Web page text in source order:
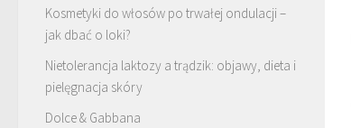
Kosmetyki do włosów po trwałej ondulacji –
jak dbać o loki?
Nietolerancja laktozy a trądzik: objawy, dieta i
pielęgnacja skóry
Dolce & Gabbana